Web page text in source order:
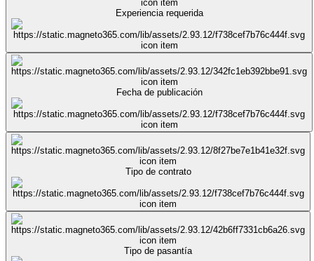
Experiencia requerida
Fecha de publicación
Tipo de contrato
Tipo de pasantía